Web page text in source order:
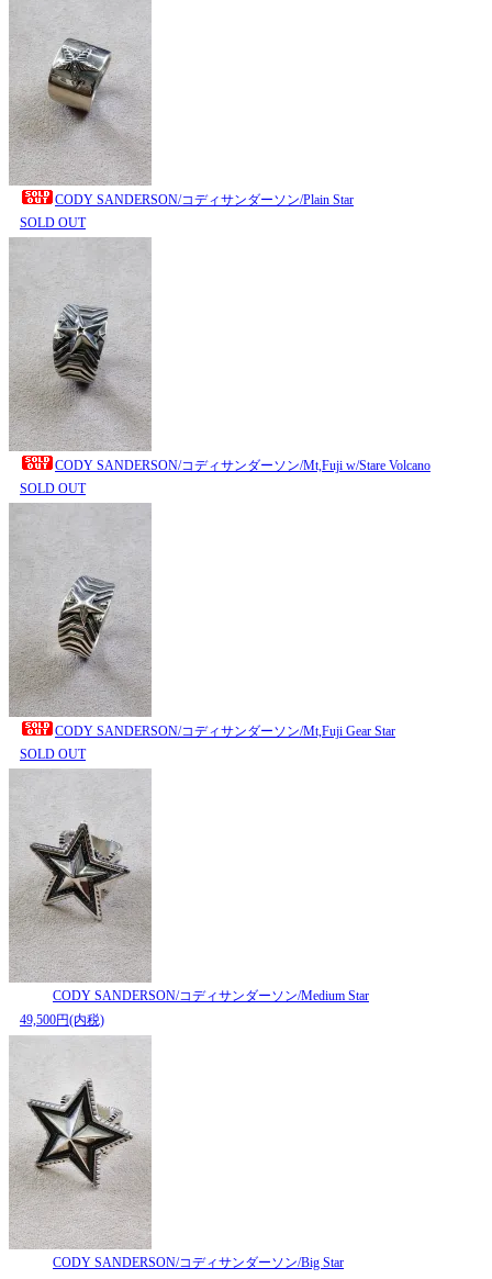
CODY SANDERSON/コディサンダーソン/Plain Star
SOLD OUT
CODY SANDERSON/コディサンダーソン/Mt,Fuji w/Stare Volcano
SOLD OUT
CODY SANDERSON/コディサンダーソン/Mt,Fuji Gear Star
SOLD OUT
CODY SANDERSON/コディサンダーソン/Medium Star
49,500円(内税)
CODY SANDERSON/コディサンダーソン/Big Star